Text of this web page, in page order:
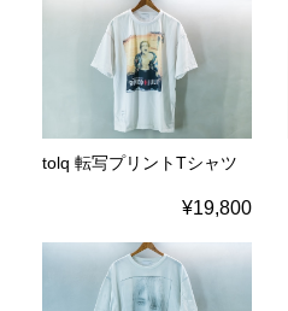
tolq 転写プリントTシャツ
¥19,800